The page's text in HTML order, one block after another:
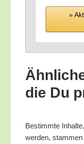
»
die Du
Bestimm­te
wer­den,